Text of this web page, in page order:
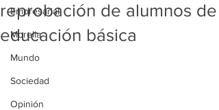
Empresarial
Morelia
Mundo
Sociedad
Opinión
reprobación de alumnos de
educación básica